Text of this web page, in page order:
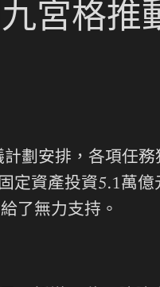
宮格推
劃安排，各項任
定資產投資5.1萬
了無力支持。